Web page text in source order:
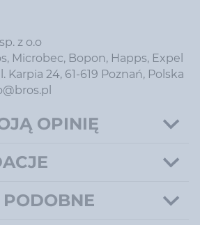
z o.o
Microbec, Bopon, Happs, Expel
24, 61-619 Poznań, Polska
OPINIĘ